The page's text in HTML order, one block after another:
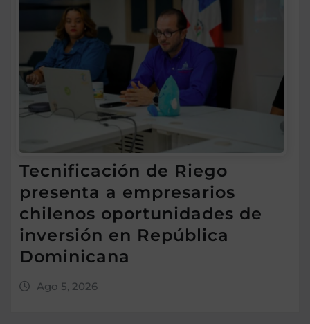
Tecnificación de Riego
presenta a empresarios
chilenos oportunidades de
inversión en República
Dominicana
Ago 5, 2026